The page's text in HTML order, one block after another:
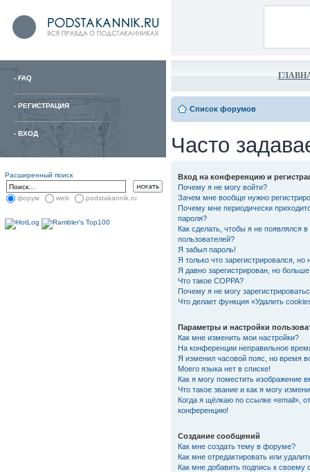
- FAQ
- РЕГИСТРАЦИЯ
- ВХОД
Расширенный поиск
форум web podstakannik.ru
Список форумов
Часто
Вход на конференцию и
Почему я не могу войти?
Зачем мне вообще нужно
Почему мне периодически
пароля?
Как сделать, чтобы я не появлялся
пользователей?
Я забыл пароль!
Я только что зарегистрировался, но
Я давно зарегистрирован, но
Что такое COPPA?
Почему я не могу
Что делает функция «Удалить
Параметры и настройки
Как мне изменить мои настройки?
На конференции неправильное
Я изменил часовой пояс, но время
Моего языка нет в списке!
Как я могу поместить изображение
Что такое звание и как я могу
Когда я щёлкаю по ссылке «email»,
конференцию!
Создание сообщений
Как мне создать тему в форуме?
Как мне отредактировать или
Как мне добавить подпись к своему